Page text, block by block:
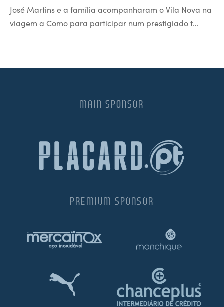
José Martins e a família acompanharam o Vila Nova na
viagem a Como para participar num prestigiado t…
MAIN SPONSOR
PREMIUM SPONSOR